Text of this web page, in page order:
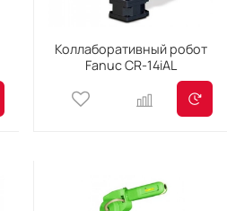
Коллаборативный робот
Fanuc CR-14iAL